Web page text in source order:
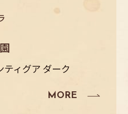
ティグア ダーク